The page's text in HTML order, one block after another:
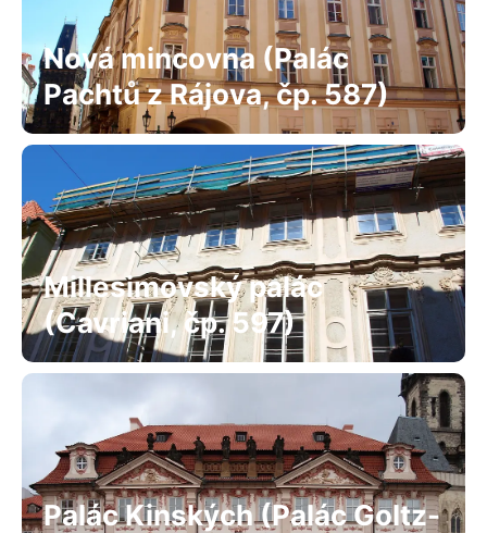
Nová mincovna (Palác
Pachtů z Rájova, čp. 587)
Millesimovský palác
(Cavriani, čp. 597)
Palác Kinských (Palác Goltz-